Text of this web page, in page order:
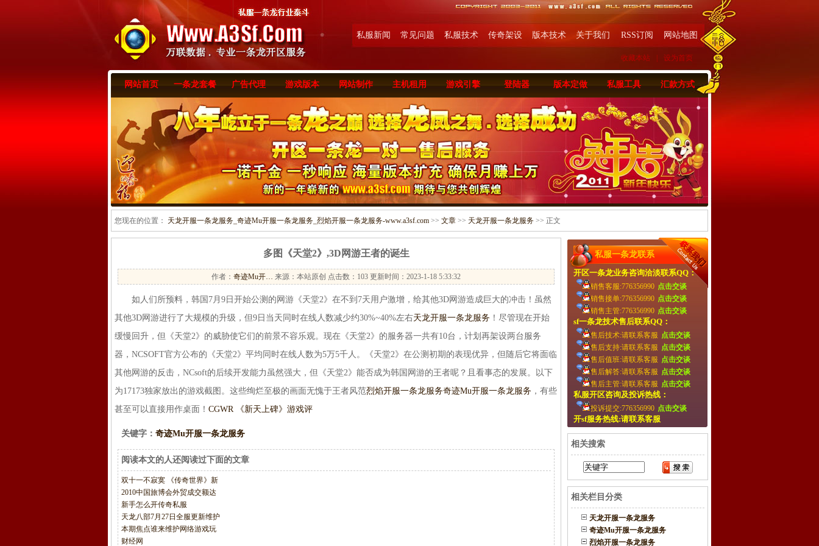
私服新闻 常见问题 私服技术 传奇架设 版本技术 关于我们 RSS订阅 网站地图
收藏本站 设为首页
网站首页 一条龙套餐 广告代理 游戏版本 网站制作 主机租用 游戏引擎 登陆器 版本定做 私服工具 汇款方式
您现在的位置： 天龙开服一条龙服务_奇迹Mu开服一条龙服务_烈焰开服一条龙服务-www.a3sf.com >> 文章 >> 天龙开服一条龙服务 >> 正文
多图《天堂2》,3D网游王者的诞生
作者： 奇迹Mu开… 来源：本站原创 点击数： 103 更新时间：2023-1-18 5:33:32
如人们所预料，韩国7月9日开始公测的网游《天堂2》在不到7天用户激增，给其他3D网游造成巨大的冲击！虽然
其他3D网游进行了大规模的升级，但9日当天同时在线人数减少约30%~40%左右天龙开服一条龙服务 ！尽管现在开始
缓慢回升，但《天堂2》的威胁使它们的前景不容乐观。现在《天堂2》的服务器一共有10台，计划再架设两台服务
器，NCSOFT官方公布的《天堂2》平均同时在线人数为5万5千人。《天堂2》在公测初期的表现优异，但随后它将面临
其他网游的反击，NCsoft的后续开发能力虽然强大，但《天堂2》能否成为韩国网游的王者呢？且看事态的发展。以下
为17173独家放出的游戏截图。这些绚烂至极的画面无愧于王者风范烈焰开服一条龙服务奇迹Mu开服一条龙服务 ，有些
甚至可以直接用作桌面！ CGWR 《新天上碑》游戏评
关键字： 奇迹Mu开服一条龙服务
阅读本文的人还阅读过下面的文章
双十一不寂寞 《传奇世界》新
2010中国旅博会外贸成交额达
新手怎么开传奇私服
天龙八部7月27日全服更新维护
本期焦点谁来维护网络游戏玩
财经网
私服一条龙联系
开区一条龙业务咨询洽淡联系QQ：
销售客服:776356990 点击交谈
销售接单:776356990 点击交谈
销售主管:776356990 点击交谈
sf一条龙技术售后联系QQ：
售后技术:请联系客服 点击交谈
售后支持:请联系客服 点击交谈
售后值班:请联系客服 点击交谈
售后解答:请联系客服 点击交谈
售后主管:请联系客服 点击交谈
私服开区咨询及投诉热线：
投诉提交:776356990 点击交谈
开sf服务热线:请联系客服
相关搜索
相关栏目分类
天龙开服一条龙服务
奇迹Mu开服一条龙服务
烈焰开服一条龙服务